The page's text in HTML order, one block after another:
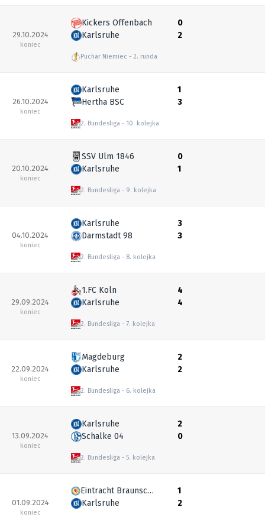
29.10.2024
koniec
Kickers Offenbach
Karlsruhe
Puchar Niemiec 2. runda
0
2
26.10.2024
koniec
Karlsruhe
Hertha BSC
2. Bundesliga 10. kolejka
1
3
20.10.2024
koniec
SSV Ulm 1846
Karlsruhe
2. Bundesliga 9. kolejka
0
1
04.10.2024
koniec
Karlsruhe
Darmstadt 98
2. Bundesliga 8. kolejka
3
3
29.09.2024
koniec
1.FC Koln
Karlsruhe
2. Bundesliga 7. kolejka
4
4
22.09.2024
koniec
Magdeburg
Karlsruhe
2. Bundesliga 6. kolejka
2
2
13.09.2024
koniec
Karlsruhe
Schalke 04
2. Bundesliga 5. kolejka
2
0
01.09.2024
koniec
Eintracht Braunschweig
Karlsruhe
1
2